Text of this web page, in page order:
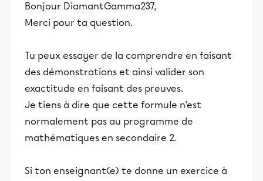
Bonjour DiamantGamma237,
Merci pour ta question.
Tu peux essayer de la comprendre en faisant
des démonstrations et ainsi valider son
exactitude en faisant des preuves.
Je tiens à dire que cette formule n'est
normalement pas au programme de
mathématiques en secondaire 2.
Si ton enseignant(e) te donne un exercice à